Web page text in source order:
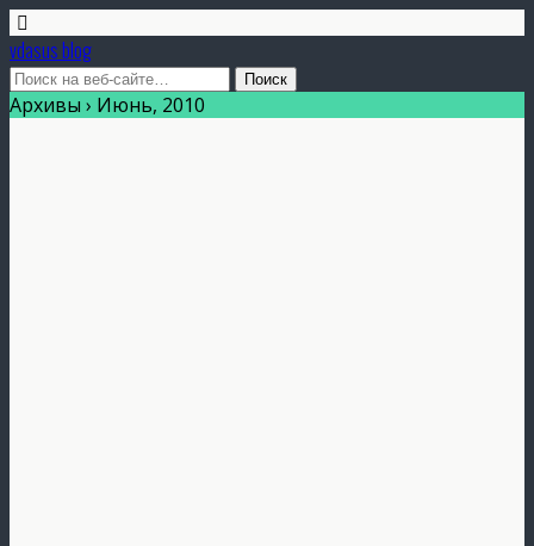
vdasus blog
Архивы › Июнь, 2010